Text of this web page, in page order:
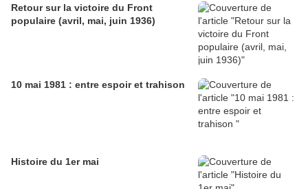
Retour sur la victoire du Front
populaire (avril, mai, juin 1936)
10 mai 1981 : entre espoir et trahison
Histoire du 1er mai